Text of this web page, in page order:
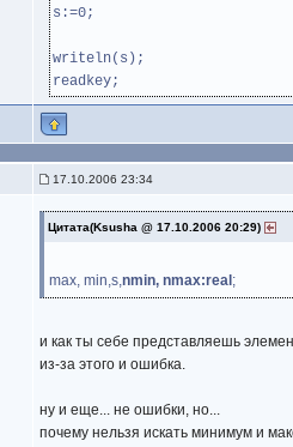
s:=0;
writeln(s);
readkey;
17.10.2006 23:34
Цитата(Ksusha @ 17.10.2006 20:29)
max, min,s,nmin, nmax:real ;
и как ты себе представляешь
из-за этого и ошибка.
ну и еще... не ошибки, но...
почему нельзя искать минимум и